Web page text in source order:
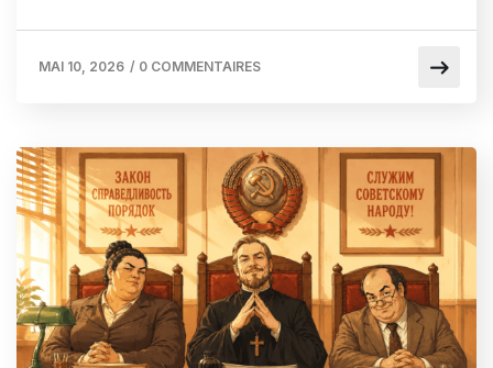
MAI 10, 2026 / 0 COMMENTAIRES